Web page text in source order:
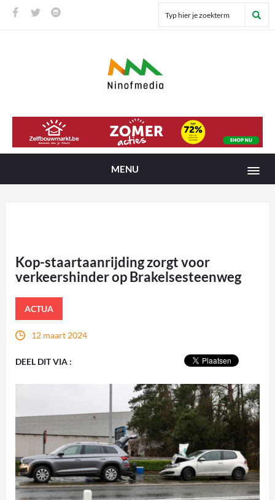
MENU
Kop-staartaanrijding zorgt voor
verkeershinder op Brakelsesteenweg
ACTUA
12 maart 2024
DEEL DIT VIA :